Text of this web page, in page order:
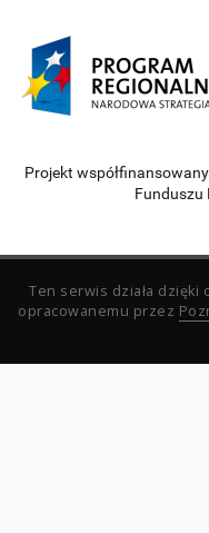
Projekt
Funduszu
Ten serwis działa dzięki
opracowanemu przez